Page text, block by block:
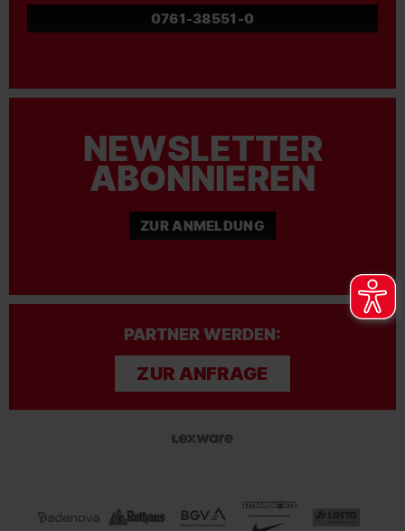
0761-38551-0
NEWSLETTER
ABONNIEREN
ZUR ANMELDUNG
PARTNER WERDEN:
ZUR ANFRAGE